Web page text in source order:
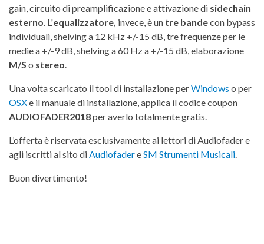
gain, circuito di preamplificazione e attivazione di sidechain
esterno . L'equalizzatore, invece, è un tre bandecon bypass
individuali, shelving a 12 kHz +/-15 dB, tre frequenze per le
medie a +/-9 dB, shelving a 60 Hz a +/-15 dB, elaborazione
M/S o stereo
Una volta scaricato il tool di installazione perWindows o per
OSXe il manuale di installazione, applica il codice coupon
AUDIOFADER2018per averlo totalmente gratis.
L’offerta è riservata esclusivamente ai lettori di Audiofader e
agli iscritti al sito di AudiofadereSM Strumenti Musicali
Buon divertimento!